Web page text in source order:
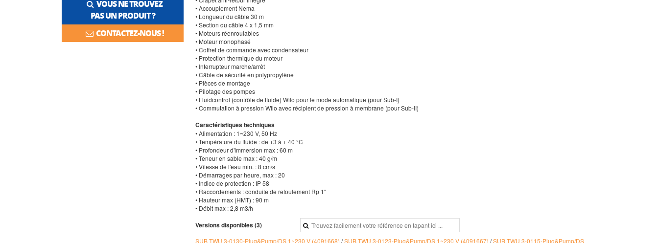
VOUS NE TROUVEZ
PAS UN PRODUIT ?
CONTACTEZ-NOUS !
• Accouplement Nema
• Longueur du câble 30 m
• Section du câble 4 x 1,5 mm
• Moteurs réenroulables
• Moteur monophasé
• Coffret de commande avec condensateur
• Protection thermique du moteur
• Interrupteur marche/arrêt
• Câble de sécurité en polypropylène
• Pièces de montage
• Pilotage des pompes
• Fluidcontrol (contrôle de fluide) Wilo pour le mode automatique (pour Sub-I)
• Commutation à pression Wilo avec récipient de pression à membrane (pour Sub-II)
Caractéristiques techniques
• Alimentation : 1~230 V, 50 Hz
• Température du fluide : de +3 à + 40 °C
• Profondeur d'immersion max : 60 m
• Teneur en sable max : 40 g/m
• Vitesse de l'eau min. : 8 cm/s
• Démarrages par heure, max : 20
• Indice de protection : IP 58
• Raccordements : conduite de refoulement Rp 1"
• Hauteur max (HMT) : 90 m
• Débit max : 2,8 m3/h
Versions disponibles (3)
SUB TWU 3-0130-Plug&Pump/DS 1~230 V (4091668) /SUB TWU 3-0123-Plug&Pump/DS 1~230 V (4091667) /SUB TWU 3-0115-Plug&Pump/DS